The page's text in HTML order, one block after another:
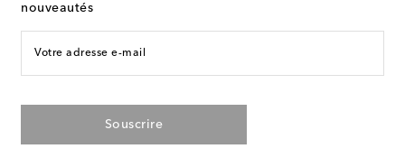
nouveautés
Votre adresse e-mail
Souscrire